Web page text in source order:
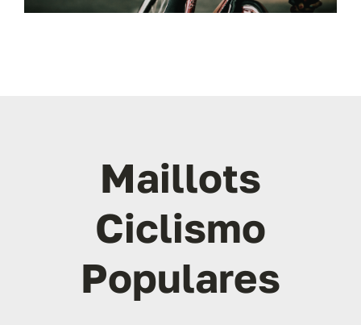
Maillots
Ciclismo
Populares